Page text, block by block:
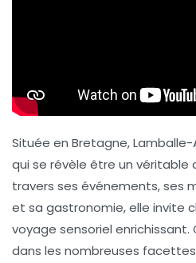
Située en Bretagne,
qui se révèle être un véritable
travers ses événements, ses
et sa gastronomie, elle invite
voyage sensoriel
dans les nombreuses